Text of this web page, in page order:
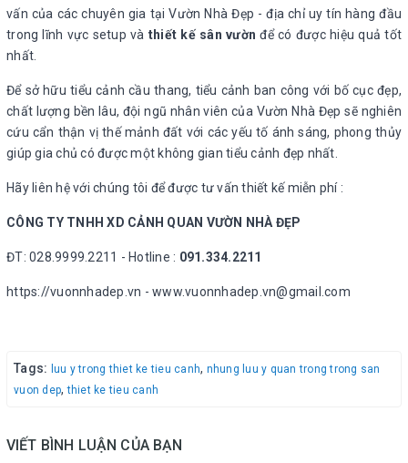
vấn của các chuyên gia tại Vườn Nhà Đẹp - địa chỉ uy tín hàng đầu
trong lĩnh vực setup và thiết kế sân vườn để có được hiệu quả tốt
nhất.
Để sở hữu tiểu cảnh cầu thang, tiểu cảnh ban công với bố cục đẹp,
chất lượng bền lâu, đội ngũ nhân viên của Vườn Nhà Đẹp sẽ nghiên
cứu cẩn thận vị thế mảnh đất với các yếu tố ánh sáng, phong thủy
giúp gia chủ có được một không gian tiểu cảnh đẹp nhất.
Hãy liên hệ với chúng tôi để được tư vấn thiết kế miễn phí :
CÔNG TY TNHH XD CẢNH QUAN VƯỜN NHÀ ĐẸP
ĐT: 028.9999.2211 - Hotline : 091.334.2211
https://vuonnhadep.vn - www.vuonnhadep.vn@gmail.com
Tags: luu y trong thiet ke tieu canh, nhung luu y quan trong trong san
vuon dep,thiet ke tieu canh
VIẾT BÌNH LUẬN CỦA BẠN